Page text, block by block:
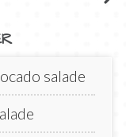
salade